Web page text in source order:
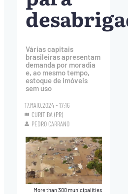
Várias capitais
brasileiras apresentam
demanda por moradia
e, ao mesmo tempo,
estoque de imóveis
sem uso
17.MAIO.2024 - 17:16
CURITIBA (PR)
PEDRO CARRANO
More than 300 municipalities